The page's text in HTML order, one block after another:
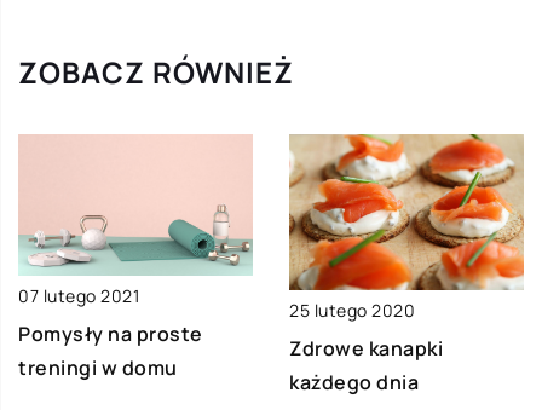
ZOBACZ RÓWNIEŻ
07 lutego 2021
Pomysły na proste
treningi w domu
25 lutego 2020
Zdrowe kanapki
każdego dnia